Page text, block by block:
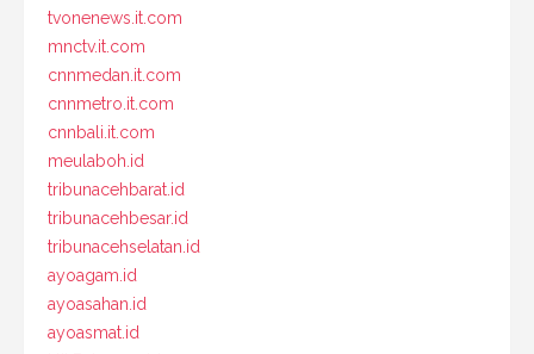
tvonenews.it.com
mnctv.it.com
cnnmedan.it.com
cnnmetro.it.com
cnnbali.it.com
meulaboh.id
tribunacehbarat.id
tribunacehbesar.id
tribunacehselatan.id
ayoagam.id
ayoasahan.id
ayoasmat.id